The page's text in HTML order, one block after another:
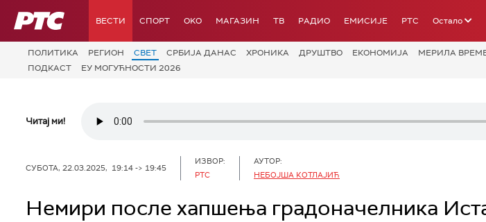
РТС ВЕСТИ СПОРТ OKO МАГАЗИН ТВ РАДИО ЕМИСИЈЕ РТС Остало
ПОЛИТИКА РЕГИОН СВЕТ СРБИЈА ДАНАС ХРОНИКА ДРУШТВО ЕКОНОМИЈА МЕРИЛА
ПОДКАСТ
ЕУ МОГУЋНОСТИ 2026
Читај ми!
СУБОТА, 22.03.2025, 19:14 -> 19:45
ИЗВОР:
РТС
АУТОР:
НЕБОЈША КОТЛАЈИЋ
Немири после хапшења градоначелника